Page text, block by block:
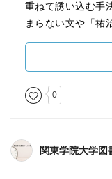
重ねて誘い込む手
まらない文や「祐
手だけじゃなく
は、なんて想像し
こんなに何度も何
2022年下半期 芥川
0
関東学院大学図